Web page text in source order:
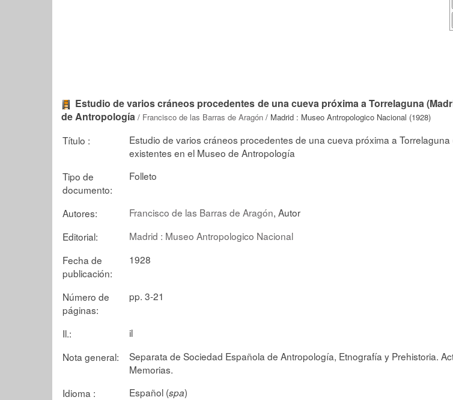
Estudio de varios cráneos procedentes de una cueva próxima a Torrelaguna
de Antropología / Francisco de las Barras de Aragón / Madrid : Museo Antropologico Nacional (1928)
Título :
Estudio de varios cráneos procedentes de una cueva próxima a Torrelaguna
existentes en el Museo de Antropología
Tipo de
documento:
Folleto
Autores: Francisco de las Barras de Aragón, Autor
Editorial:
Madrid : Museo Antropologico Nacional
Fecha de
publicación:
1928
Número de
páginas:
pp. 3-21
Il.:
il
Nota general:
Separata de Sociedad Española de Antropología, Etnografía y Prehistoria.
Memorias.
Idioma :
Español (spa)